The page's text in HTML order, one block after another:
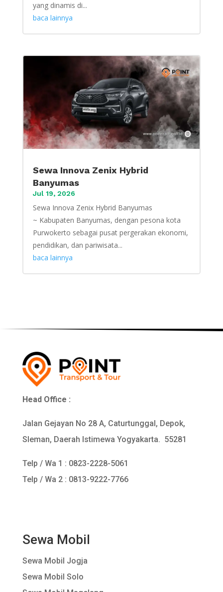
yang dinamis di...
baca lainnya
Sewa Innova Zenix Hybrid
Banyumas
Jul 19, 2026
Sewa Innova Zenix Hybrid Banyumas
~ Kabupaten Banyumas, dengan pesona kota
Purwokerto sebagai pusat pergerakan ekonomi,
pendidikan, dan pariwisata...
baca lainnya
Head Office :
Jalan Gejayan No 28 A, Caturtunggal, Depok,
Sleman, Daerah Istimewa Yogyakarta. 55281
Telp / Wa 1 : 0823-2228-5061
Telp / Wa 2 : 0813-9222-7766
Sewa Mobil
Sewa Mobil Jogja
Sewa Mobil Solo